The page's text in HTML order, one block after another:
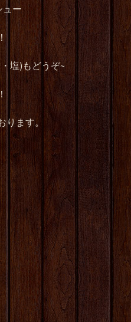
ュー
塩)もどうぞ~
ます。